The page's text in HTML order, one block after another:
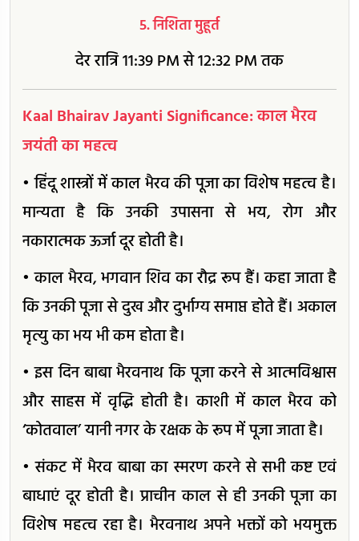
5. निशिता मुहूर्त
देर रात्रि 11:39 PM से 12:32 PM तक
Kaal Bhairav Jayanti Significance: काल भैरव
जयंती का महत्व
• हिंदू शास्त्रों में काल भैरव की पूजा का विशेष महत्व है।
मान्यता है कि उनकी उपासना से भय, रोग और
नकारात्मक ऊर्जा दूर होती है।
• काल भैरव, भगवान शिव का रौद्र रूप हैं। कहा जाता है
कि उनकी पूजा से दुख और दुर्भाग्य समाप्त होते हैं। अकाल
मृत्यु का भय भी कम होता है।
• इस दिन बाबा भैरवनाथ कि पूजा करने से आत्मविश्वास
और साहस में वृद्धि होती है। काशी में काल भैरव को
‘कोतवाल’ यानी नगर के रक्षक के रूप में पूजा जाता है।
• संकट में भैरव बाबा का स्मरण करने से सभी कष्ट एवं
बाधाएं दूर होती है। प्राचीन काल से ही उनकी पूजा का
विशेष महत्व रहा है। भैरवनाथ अपने भक्तों को भयमुक्त